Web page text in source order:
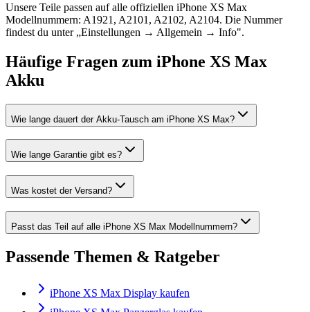
Unsere Teile passen auf alle offiziellen iPhone XS Max
Modellnummern: A1921, A2101, A2102, A2104. Die Nummer
findest du unter „Einstellungen → Allgemein → Info".
Häufige Fragen zum iPhone XS Max
Akku
Wie lange dauert der Akku-Tausch am iPhone XS Max?
Wie lange Garantie gibt es?
Was kostet der Versand?
Passt das Teil auf alle iPhone XS Max Modellnummern?
Passende Themen & Ratgeber
iPhone XS Max Display kaufen